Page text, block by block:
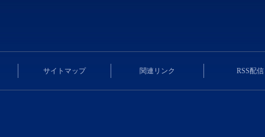
サイトマップ 関連リンク RSS配信